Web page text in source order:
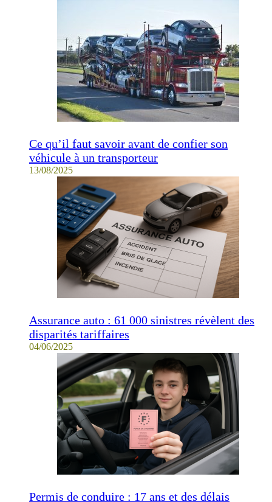
Ce qu’il faut savoir avant de confier son
véhicule à un transporteur
13/08/2025
Assurance auto : 61 000 sinistres révèlent des
disparités tariffaires
04/06/2025
Permis de conduire : 17 ans et des délais